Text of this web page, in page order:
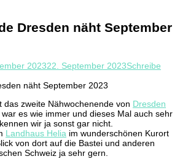
Dresden näht September
202322. September 2023Schreibe
das zweite Nähwochenende von Dresden
es wie immer und dieses Mal auch sehr
wir ja sonst gar nicht.
Landhaus Helia im wunderschönen Kurort
von dort auf die Bastei und anderen
Schweiz ja sehr gern.